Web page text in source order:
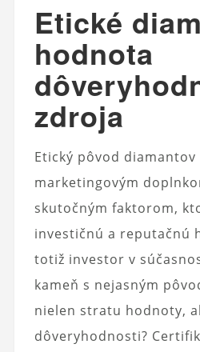
Etické
hodnota
zdroja
Etický pôvod
marketingovým
skutočným faktorom,
investičnú a reputačnú
totiž investor v
kameň s nejasným
nielen stratu hodnoty,
dôveryhodnosti?